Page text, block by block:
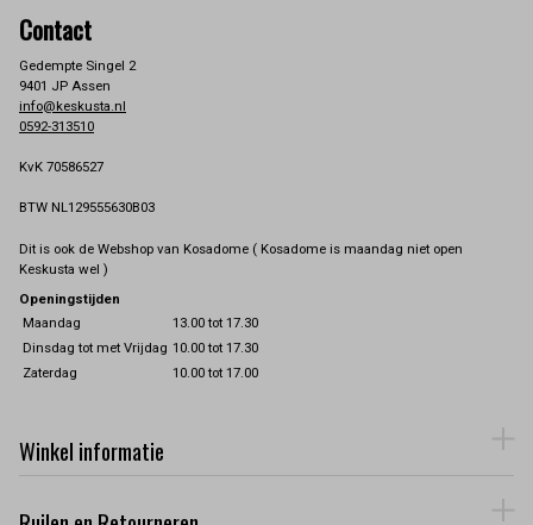
Contact
Gedempte Singel 2
9401 JP Assen
info@keskusta.nl
0592-313510
KvK 70586527
BTW NL129555630B03
Dit is ook de Webshop van Kosadome ( Kosadome is maandag niet open
Keskusta wel )
Openingstijden
Maandag
13.00 tot 17.30
Dinsdag tot met Vrijdag 10.00 tot 17.30
Zaterdag
10.00 tot 17.00
Winkel informatie